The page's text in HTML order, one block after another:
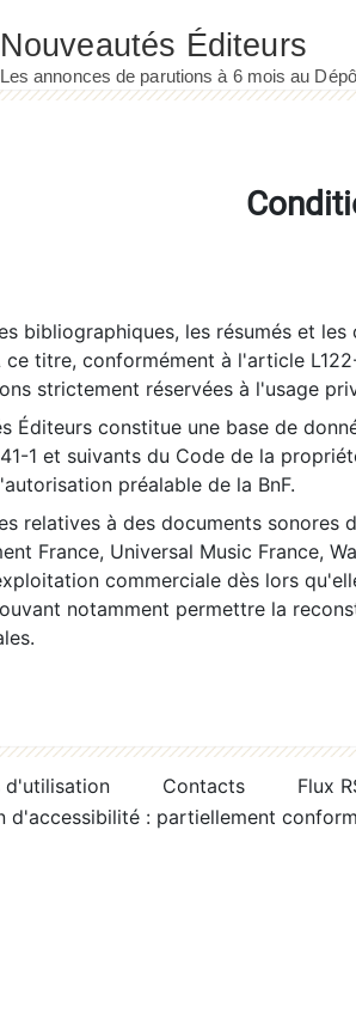
bibliographiques, les résumés et
ce titre, conformément à l'article
strictement réservées à l'usage
Éditeurs constitue une base de
1 et suivants du Code de la
préalable de la BnF.
relatives à des documents sonores
France, Universal Music France,
commerciale dès lors
notamment permettre la
d'utilisation Contacts
Flux
d'accessibilité : partiellement